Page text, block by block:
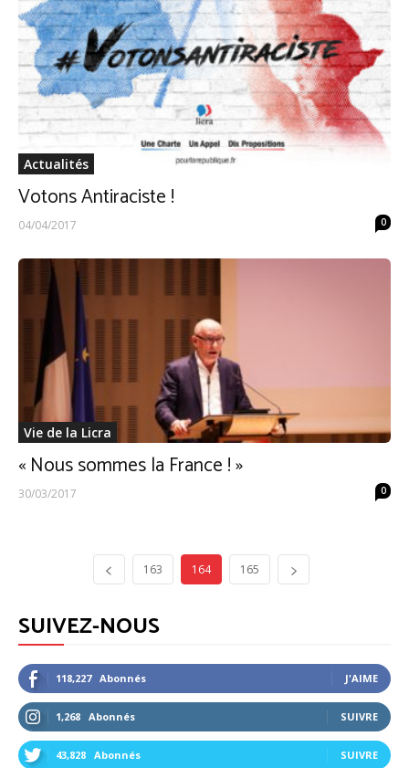
Actualités
Votons Antiraciste !
04/04/2017 0
Vie de la Licra
« Nous sommes la France ! »
30/03/2017 0
163 164 165
SUIVEZ-NOUS
118,227 Abonnés J'AIME
1,268 Abonnés SUIVRE
43,828 Abonnés SUIVRE